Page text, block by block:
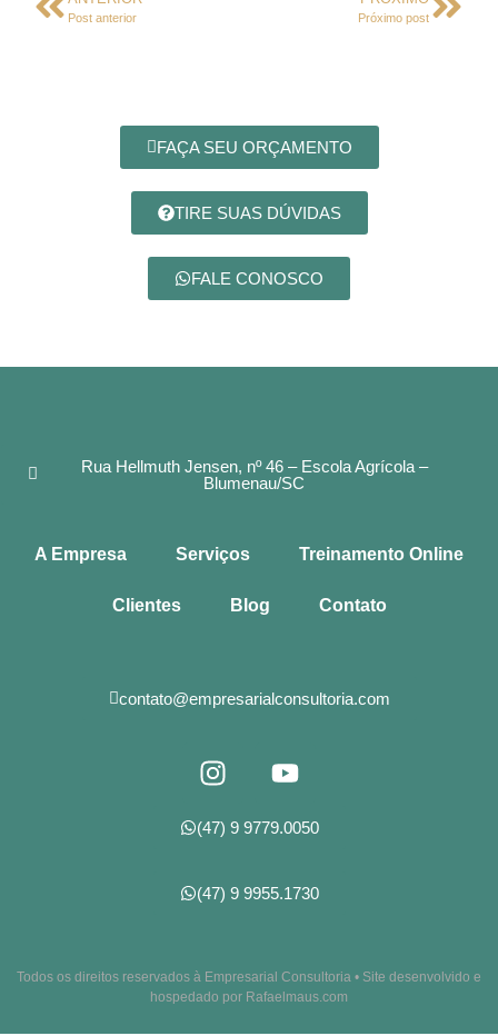
Post anterior Próximo post
FAÇA SEU ORÇAMENTO
TIRE SUAS DÚVIDAS
FALE CONOSCO
Rua Hellmuth Jensen, nº 46 – Escola Agrícola –
Blumenau/SC
A Empresa Serviços Treinamento Online
Clientes Blog Contato
contato@empresarialconsultoria.com
(47) 9 9779.0050
(47) 9 9955.1730
Todos os direitos reservados à Empresarial Consultoria • Site desenvolvido e
hospedado por Rafaelmaus.com